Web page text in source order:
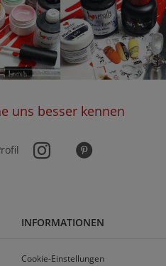
uns besser kennen
INFORMATIONEN
Cookie-Einstellungen